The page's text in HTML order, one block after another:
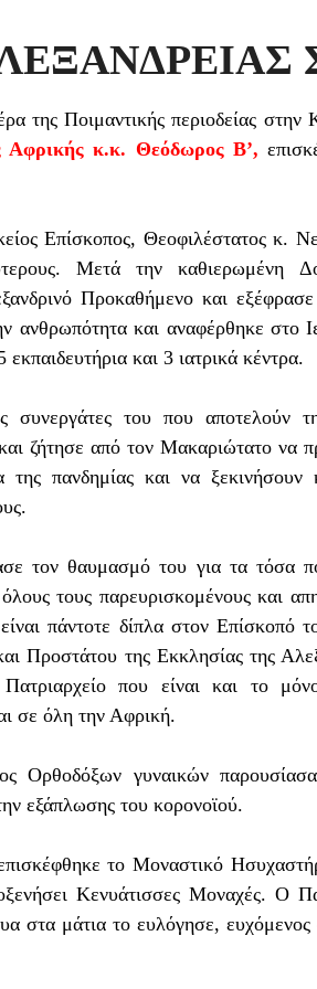
της Ποιμαντικής περιοδείας στην
Αφρικής κ.κ. Θεόδωρος Β’,
Επίσκοπος, Θεοφιλέστατοςκ.
Μετά την καθιερωμένη
Προκαθήμενο και
ανθρωπότητα και αναφέρθηκε στο
εκπαιδευτήρια και 3 ιατρικά κέντρα.
συνεργάτες του που αποτελούν
ζήτησε από τον Μακαριώτατο να
πανδημίας και να ξεκινήσουν
τον θαυμασμό του για τα τόσα
τους παρευρισκομένους και
πάντοτε δίπλα στον Επίσκοπό
Προστάτου της Εκκλησίας της
που είναι και το
σε όλη την Αφρική.
Ορθοδόξων γυναικών
εξάπλωσης του κορονοϊού.
το Μοναστικό
Κενυάτισσες Μοναχές. Ο
στα μάτια το ευλόγησε,